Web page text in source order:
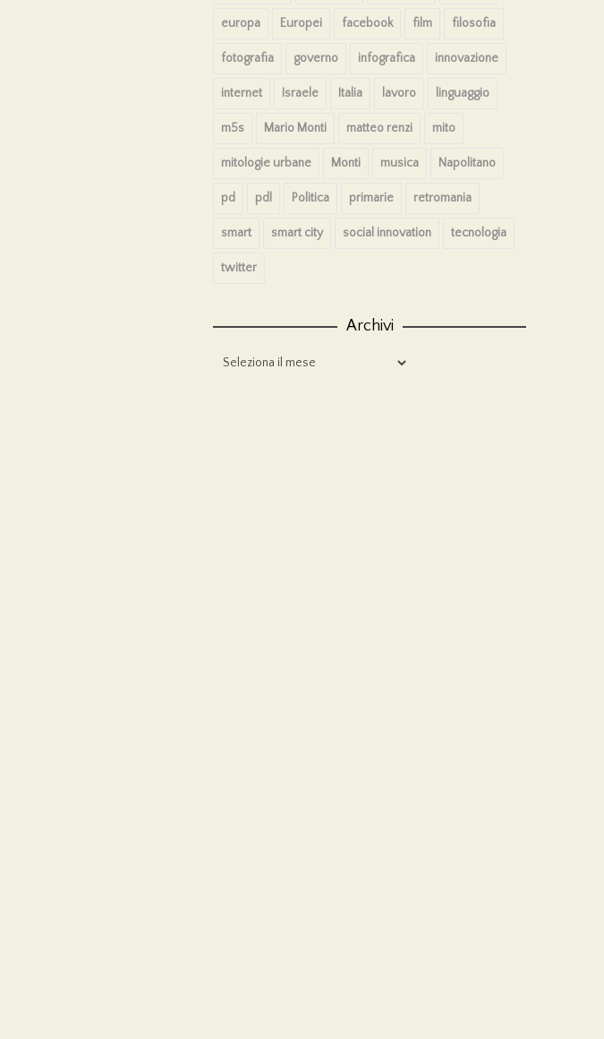
europa Europei facebook film filosofia
fotografia governo infografica innovazione
internet Israele Italia lavoro linguaggio
m5s Mario Monti matteo renzi mito
mitologie urbane Monti musica Napolitano
pd pdl Politica primarie retromania
smart smart city social innovation tecnologia
twitter
Archivi
Archivi